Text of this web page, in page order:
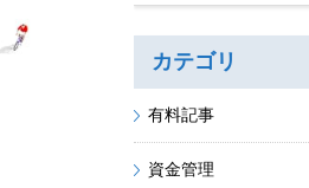
カテゴリ
有料記事
資金管理